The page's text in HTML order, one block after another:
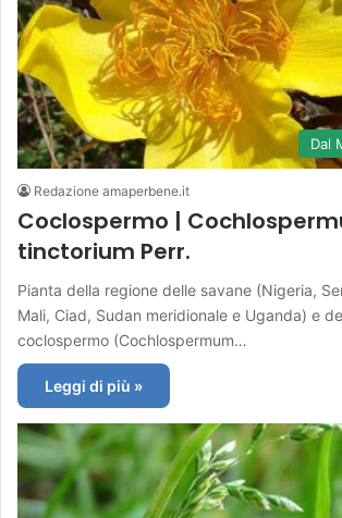
Dal
Redazione amaperbene.it
Coclospermo |
tinctorium Perr.
Pianta della regione delle savane (Nigeria,
Mali, Ciad, Sudan meridionale e Uganda) e
coclospermo (Cochlospermum…
Leggi di più »